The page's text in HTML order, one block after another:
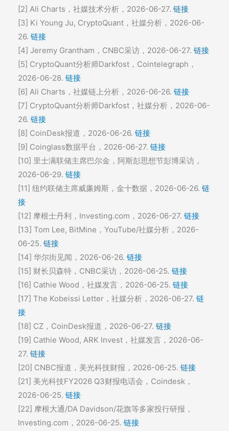
[2] Ali Charts，社媒技术分析，2026-06-27. 链接
[3] Ki Young Ju, CryptoQuant，社媒分析，2026-06-
26. 链接
[4] Jeremy Grantham，CNBC采访，2026-06-27. 链接
[5] CryptoQuant分析师Darkfost，Cointelegraph，
2026-06-28. 链接
[6] Ali Charts，社媒链上分析，2026-06-26. 链接
[7] CryptoQuant分析师Darkfost，社媒分析，2026-06-
26. 链接
[8] CoinDesk报道，2026-06-26. 链接
[9] Coinglass数据平台，2026-06-27. 链接
[10] 里士满联储主席巴尔金，阿斯彭思想节彭博采访，
2026-06-29. 链接
[11] 纽约联储主席威廉姆斯，金十数据，2026-06-26. 链
接
[12] 摩根士丹利，Investing.com，2026-06-27. 链接
[13] Tom Lee, BitMine，YouTube/社媒分析，2026-
06-25. 链接
[14] 华尔街见闻，2026-06-26. 链接
[15] 财长贝森特，CNBC采访，2026-06-25. 链接
[16] Cathie Wood，社媒发言，2026-06-25. 链接
[17] The Kobeissi Letter，社媒分析，2026-06-27. 链
接
[18] CZ，CoinDesk报道，2026-06-27. 链接
[19] Cathie Wood, ARK Invest，社媒发言，2026-06-
27. 链接
[20] CNBC报道，美光科技财报，2026-06-25. 链接
[21] 美光科技FY2026 Q3财报电话会，Coindesk，
2026-06-25. 链接
[22] 摩根大通/DA Davidson/花旗等多家投行研报，
Investing.com，2026-06-25. 链接